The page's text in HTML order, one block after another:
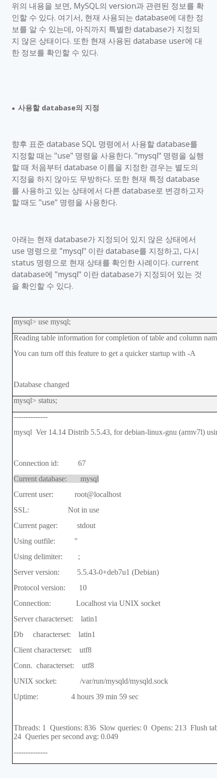
위의 내용을 보면, MySQL의 version과 관련된 정보를 확
인할 수 있다. 여기서, 현재 사용되는 database에 대한 정
보를 알 수 있는데, 아직까지 특별한database가 지정되
지 않은 상태이다. 또한 현재 사용된 database user에 대
한 정보를 확인할 수 있다.
● 사용할database의 지정
향후 표준 database SQL 명령에서 사용할database를
지정할 때는 "use" 명령을 사용한다. "mysql" 명령을 실행
할 때 처음부터 database 이름을 지정한 경우는 별도의
지정을 하지 않아도 무방하다. 또한 현재 특정 database
를 사용하고 있는 상태에서 다른 database로 변경하고자
할 때도 "use" 명령을 사용한다.
아래는 현재 database가 지정되어 있지 않은 상태에서
use 명령으로 "mysql" 이란database를 지정하고, 다시
status 명령으로 현재 상태를 확인한 사례이다. current
database에 "mysql" 이란database가 지정되어 있는 것
을 확인할 수 있다.
mysql> use mysql;
Reading table information for completion of table and column
You can turn off this feature to get a quicker startup with -A
Database changed
mysql> status;
--------------
mysql Ver 14.14 Distrib 5.5.43, for debian-linux-gnu (armv7l)
Connection id: 67
Current database: mysql
Current user: root@localhost
SSL: Not in use
Current pager: stdout
Using outfile: ''
Using delimiter: ;
Server version: 5.5.43-0+deb7u1 (Debian)
Protocol version: 10
Connection: Localhost via UNIX socket
Server characterset: latin1
Db characterset: latin1
Client characterset: utf8
Conn. characterset: utf8
UNIX socket: /var/run/mysqld/mysqld.sock
Uptime: 4 hours 39 min 59 sec
Threads: 1 Questions: 836 Slow queries: 0 Opens: 213 Flush
24 Queries per second avg: 0.049
--------------